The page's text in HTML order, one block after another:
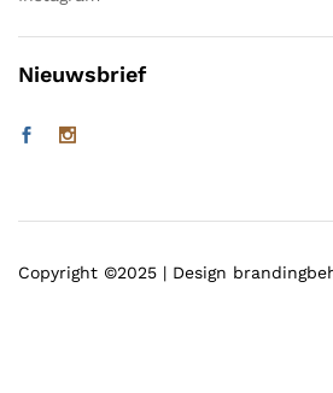
Nieuwsbrief
Copyright ©2025 | Design